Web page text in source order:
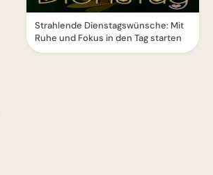
Strahlende Dienstagswünsche: Mit
Ruhe und Fokus in den Tag starten